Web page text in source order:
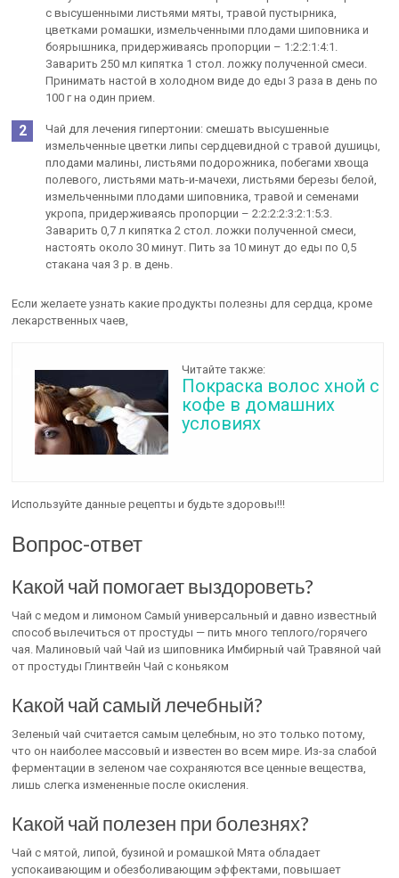
с высушенными листьями мяты, травой пустырника,
цветками ромашки, измельченными плодами шиповника и
боярышника, придерживаясь пропорции – 1:2:2:1:4:1.
Заварить 250 мл кипятка 1 стол. ложку полученной смеси.
Принимать настой в холодном виде до еды 3 раза в день по
100 г на один прием.
Чай для лечения гипертонии: смешать высушенные
измельченные цветки липы сердцевидной с травой душицы,
плодами малины, листьями подорожника, побегами хвоща
полевого, листьями мать-и-мачехи, листьями березы белой,
измельченными плодами шиповника, травой и семенами
укропа, придерживаясь пропорции – 2:2:2:2:3:2:1:5:3.
Заварить 0,7 л кипятка 2 стол. ложки полученной смеси,
настоять около 30 минут. Пить за 10 минут до еды по 0,5
стакана чая 3 р. в день.
Если желаете узнать какие продукты полезны для сердца, кроме
лекарственных чаев,
Читайте также:
Покраска волос хной с
кофе в домашних
условиях
Используйте данные рецепты и будьте здоровы!!!
Вопрос-ответ
Какой чай помогает выздороветь?
Чай с медом и лимоном Самый универсальный и давно известный
способ вылечиться от простуды — пить много теплого/горячего
чая. Малиновый чай Чай из шиповника Имбирный чай Травяной чай
от простуды Глинтвейн Чай с коньяком
Какой чай самый лечебный?
Зеленый чай считается самым целебным, но это только потому,
что он наиболее массовый и известен во всем мире. Из-за слабой
ферментации в зеленом чае сохраняются все ценные вещества,
лишь слегка измененные после окисления.
Какой чай полезен при болезнях?
Чай с мятой, липой, бузиной и ромашкой Мята обладает
успокаивающим и обезболивающим эффектами, повышает